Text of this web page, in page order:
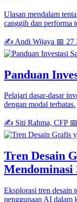
Ulasan mendalam
canggih dan performa
✍️ Andi Wijaya 📅 27
Panduan
Pelajari dasar-dasar
dengan modal terbatas.
✍️ Siti Rahma, CFP
Tren Desain
Mendominasi
Eksplorasi tren desain
penggunaan AI dalam